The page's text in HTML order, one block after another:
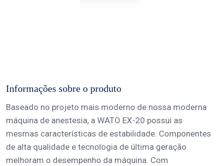
Informações sobre o produto
Baseado no projeto mais moderno de nossa moderna
máquina de anestesia, a WATO EX-20 possui as
mesmas características de estabilidade. Componentes
de alta qualidade e tecnologia de última geração
melhoram o desempenho da máquina. Com